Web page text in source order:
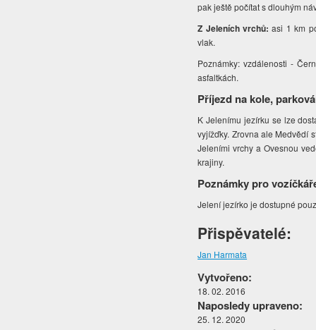
pak ještě počítat s dlouhým
Z Jeleních vrchů:asi 1 km
vlak.
Poznámky: vzdálenosti -
asfaltkách.
Příjezd na kole,
K Jelenímu jezírku se lze
vyjížďky. Zrovna ale Medvědí
Jeleními vrchy a Ovesnou
krajiny.
Poznámky pro
Jelení jezírko je dostupné
Přispěvatelé:
Jan Harmata
Vytvořeno:
18. 02. 2016
Naposledy upraveno:
25. 12. 2020